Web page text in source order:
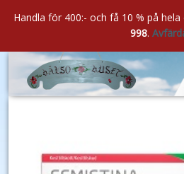
Handla för 400:- och få 10 % på
998.